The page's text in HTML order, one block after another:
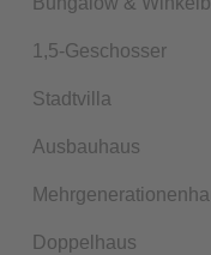
1,5-Geschosser
Stadtvilla
Ausbauhaus
Doppelhaus